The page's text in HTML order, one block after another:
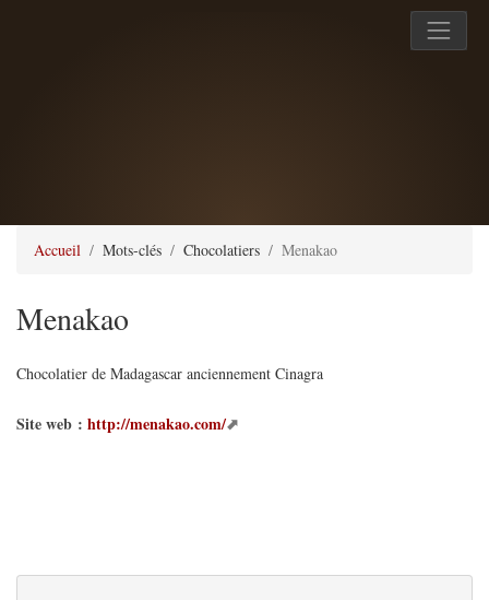
Accueil Mots-clés Chocolatiers Menakao
Menakao
Chocolatier de Madagascar anciennement Cinagra
Site web : http://menakao.com/